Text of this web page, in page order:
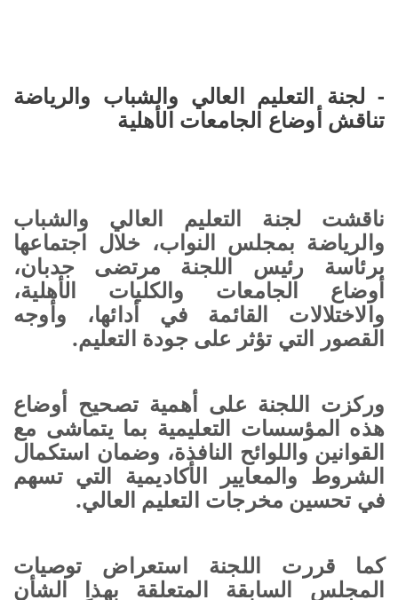
- لجنة التعليم العالي والشباب والرياضة
تناقش أوضاع الجامعات الأهلية
ناقشت لجنة التعليم العالي والشباب
والرياضة بمجلس النواب، خلال اجتماعها
برئاسة رئيس اللجنة مرتضى جدبان،
أوضاع الجامعات والكليات الأهلية،
والاختلالات القائمة في أدائها، وأوجه
القصور التي تؤثر على جودة التعليم.
وركزت اللجنة على أهمية تصحيح أوضاع
هذه المؤسسات التعليمية بما يتماشى مع
القوانين واللوائح النافذة، وضمان استكمال
الشروط والمعايير الأكاديمية التي تسهم
في تحسين مخرجات التعليم العالي.
كما قررت اللجنة استعراض توصيات
المجلس السابقة المتعلقة بهذا الشأن